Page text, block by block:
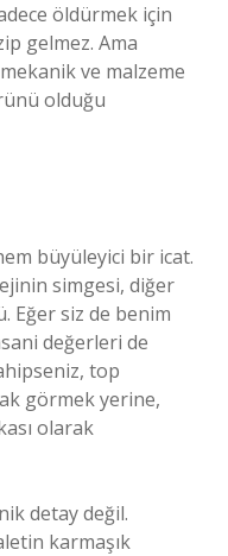
öldürmek için
gelmez. Ama
ve malzeme
olduğu
büyüleyici bir icat.
simgesi, diğer
Eğer siz de benim
değerleri de
top
görmek yerine,
olarak
detay değil.
karmaşık